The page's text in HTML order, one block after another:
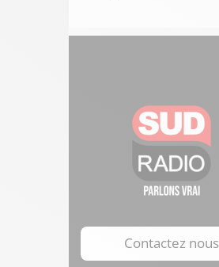
Contactez nous